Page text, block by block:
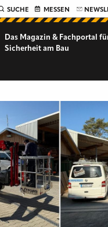
SUCHE MESSEN
Das Magazin & Fachportal
Sicherheit am Bau